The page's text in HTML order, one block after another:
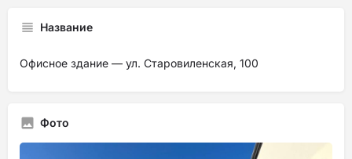
Название
Офисное здание — ул. Старовиленская, 100
Фото